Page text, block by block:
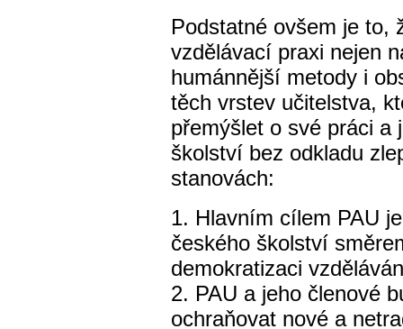
Podstatné ovšem je to,
vzdělávací praxi nejen
humánnější metody i
těch vrstev učitelstva,
přemýšlet o své práci a
školství bez odkladu
stanovách:
1. Hlavním cílem PAU
českého školství
demokratizaci
2. PAU a jeho členové
ochraňovat nové a